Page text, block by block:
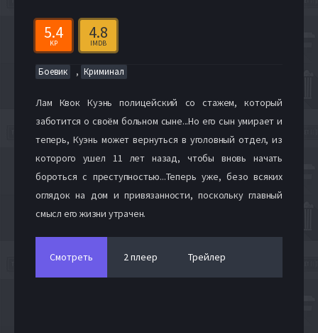
5.4
KP
4.8
IMDB
Боевик , Криминал
Лам Квок Куэнь полицейский со стажем, который
заботится о своём больном сыне...Но его сын умирает и
теперь, Куэнь может вернуться в уголовный отдел, из
которого ушел 11 лет назад, чтобы вновь начать
бороться с преступностью...Теперь уже, безо всяких
оглядок на дом и привязанности, поскольку главный
смысл его жизни утрачен.
Смотреть 2 плеер Трейлер